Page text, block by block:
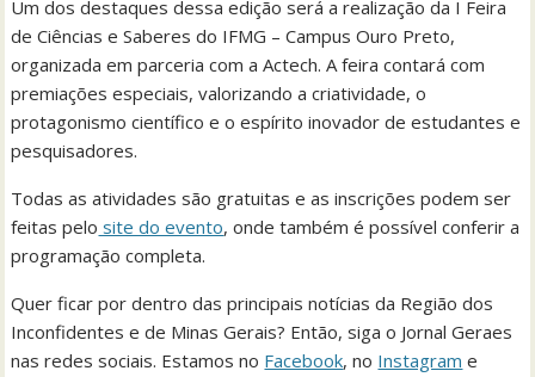
Um dos destaques dessa edição será a realização da I Feira
de Ciências e Saberes do IFMG – Campus Ouro Preto,
organizada em parceria com a Actech. A feira contará com
premiações especiais, valorizando a criatividade, o
protagonismo científico e o espírito inovador de estudantes e
pesquisadores.
Todas as atividades são gratuitas e as inscrições podem ser
feitas pelo site do evento, onde também é possível conferir a
programação completa.
Quer ficar por dentro das principais notícias da Região dos
Inconfidentes e de Minas Gerais? Então, siga o Jornal Geraes
nas redes sociais. Estamos no Facebook, no Instagram e